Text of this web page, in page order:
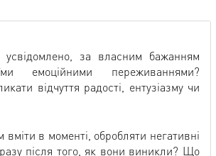
за власним бажанням
емоційними переживаннями?
відчуття радості, ентузіазму чи
вміти в моменті, обробляти негативні
після того, як вони виникли? Що